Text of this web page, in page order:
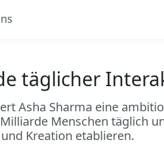
täglicher
Asha Sharma eine
Menschen täglich
Kreation etablieren.